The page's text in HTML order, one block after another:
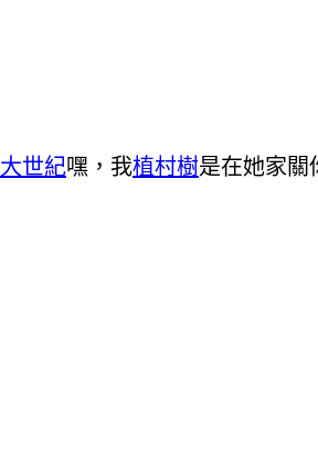
大世紀嘿，我植村樹是在她家關